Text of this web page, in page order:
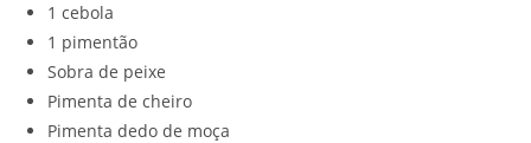
1 cebola
1 pimentão
Sobra de peixe
Pimenta de cheiro
Pimenta dedo de moça